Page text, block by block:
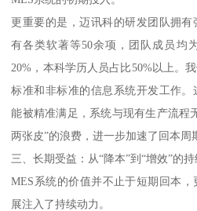
更重要的是，迈讯科的研发团队拥
有各类软著等50余项，团队成员均
20%，本科学历人员占比50%以上。
标准和非标准的信息系统开发工作
能被精准满足，系统与现有生产流程
两张皮”的浪费，进一步加速了回本周
三、长期受益：从“降本”到“增效”的
MES系统的价值并不止于短期回本
展注入了持续动力。